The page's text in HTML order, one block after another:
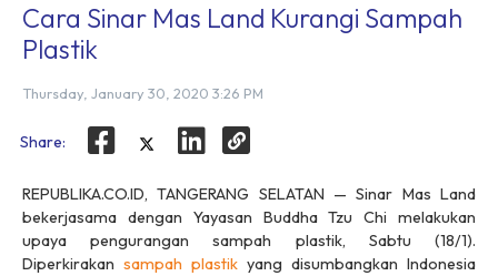
Cara Sinar Mas Land Kurangi Sampah
Plastik
Thursday, January 30, 2020 3:26 PM
Share:
REPUBLIKA.CO.ID, TANGERANG SELATAN — Sinar Mas Land
bekerjasama dengan Yayasan Buddha Tzu Chi melakukan
upaya pengurangan sampah plastik, Sabtu (18/1).
Diperkirakan sampah plastik yang disumbangkan Indonesia